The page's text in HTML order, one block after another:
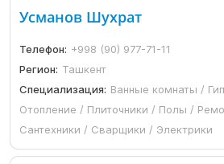
Усманов Шухрат
Телефон: +998 (90) 977-71-11
Регион: Ташкент
Специализация: Ванные комнаты /
Отопление / Плиточники / Полы /
Сантехники / Сварщики / Электрики